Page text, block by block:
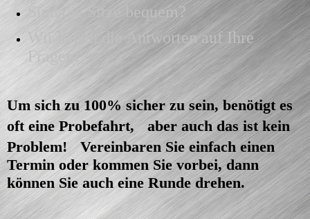
Sind die Sitze bequem?
Wir haben die Antworten auf Ihre
Fragen!
Um sich zu 100% sicher zu sein, benötigt es
oft eine Probefahrt, aber auch das ist kein
Problem! Vereinbaren Sie einfach einen
Termin oder kommen Sie vorbei, dann
können Sie auch eine Runde drehen.